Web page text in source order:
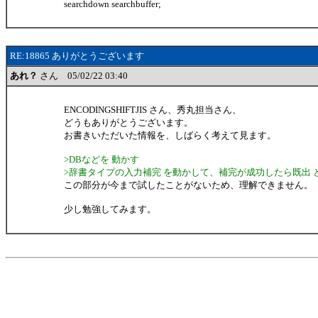
searchdown searchbuffer;
RE:18865 ありがとうございます
あれ？ さん 05/02/22 03:40
ENCODINGSHIFTJIS さん、秀丸担当さん、
どうもありがとうございます。
お書きいただいた情報を、しばらく考えて見ます。
>DBなどを 動かす
>辞書タイプの入力補完 を動かして、補完が成功したら既出
この部分が今まで試したことがないため、理解できません。
少し勉強してみます。